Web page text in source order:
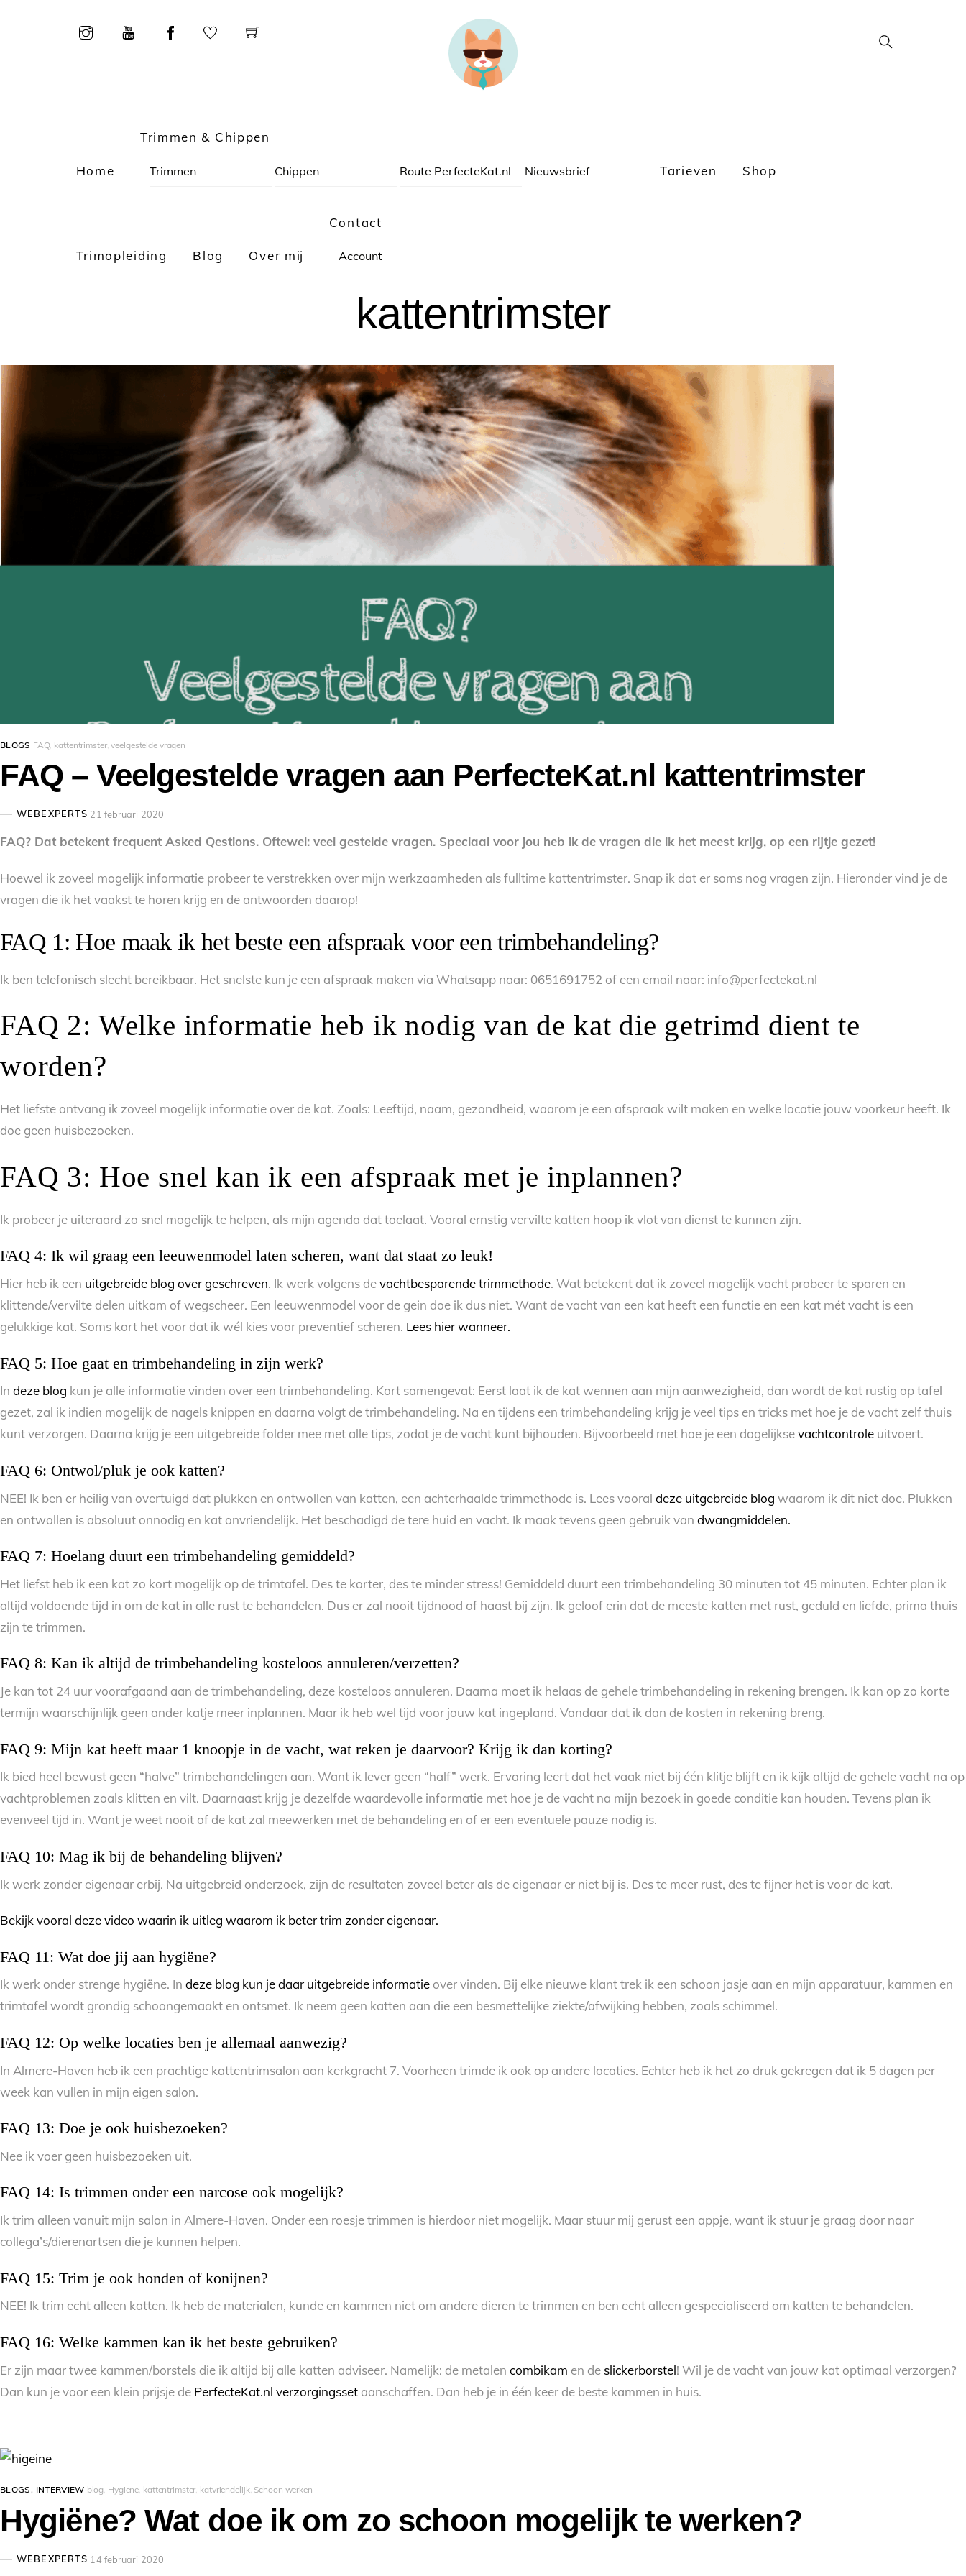
Home
Trimmen & Chippen
Trimmen Chippen Route PerfecteKat.nl Nieuwsbrief Tarieven Shop
Trimopleiding Blog Over mij
Contact
Account
kattentrimster
BLOGS FAQ, kattentrimster, veelgestelde vragen
FAQ – Veelgestelde vragen aan PerfecteKat.nl kattentrimster
WEBEXPERTS 21 februari 2020
FAQ? Dat betekent frequent Asked Qestions. Oftewel: veel gestelde vragen. Speciaal voor jou heb ik de vragen die ik het meest krijg, op een rijtje gezet!
Hoewel ik zoveel mogelijk informatie probeer te verstrekken over mijn werkzaamheden als fulltime kattentrimster. Snap ik dat er soms nog vragen zijn. Hieronder vind je de
vragen die ik het vaakst te horen krijg en de antwoorden daarop!
FAQ 1: Hoe maak ik het beste een afspraak voor een trimbehandeling?
Ik ben telefonisch slecht bereikbaar. Het snelste kun je een afspraak maken via Whatsapp naar: 0651691752 of een email naar: info@perfectekat.nl
FAQ 2: Welke informatie heb ik nodig van de kat die getrimd dient te
worden?
Het liefste ontvang ik zoveel mogelijk informatie over de kat. Zoals: Leeftijd, naam, gezondheid, waarom je een afspraak wilt maken en welke locatie jouw voorkeur heeft. Ik
doe geen huisbezoeken.
FAQ 3: Hoe snel kan ik een afspraak met je inplannen?
Ik probeer je uiteraard zo snel mogelijk te helpen, als mijn agenda dat toelaat. Vooral ernstig vervilte katten hoop ik vlot van dienst te kunnen zijn.
FAQ 4: Ik wil graag een leeuwenmodel laten scheren, want dat staat zo leuk!
Hier heb ik een uitgebreide blog over geschreven. Ik werk volgens devachtbesparende trimmethode. Wat betekent dat ik zoveel mogelijk vacht probeer te sparen en
klittende/vervilte delen uitkam of wegscheer. Een leeuwenmodel voor de gein doe ik dus niet. Want de vacht van een kat heeft een functie en een kat mét vacht is een
gelukkige kat. Soms kort het voor dat ik wél kies voor preventief scheren. Lees hier wanneer.
FAQ 5: Hoe gaat en trimbehandeling in zijn werk?
In deze blog kun je alle informatie vinden over een trimbehandeling. Kort samengevat: Eerst laat ik de kat wennen aan mijn aanwezigheid, dan wordt de kat rustig op tafel
gezet, zal ik indien mogelijk de nagels knippen en daarna volgt de trimbehandeling. Na en tijdens een trimbehandeling krijg je veel tips en tricks met hoe je de vacht zelf thuis
kunt verzorgen. Daarna krijg je een uitgebreide folder mee met alle tips, zodat je de vacht kunt bijhouden. Bijvoorbeeld met hoe je een dagelijksevachtcontrole uitvoert.
FAQ 6: Ontwol/pluk je ook katten?
NEE! Ik ben er heilig van overtuigd dat plukken en ontwollen van katten, een achterhaalde trimmethode is. Lees vooral deze uitgebreide blog waarom ik dit niet doe. Plukken
en ontwollen is absoluut onnodig en kat onvriendelijk. Het beschadigd de tere huid en vacht. Ik maak tevens geen gebruik van dwangmiddelen.
FAQ 7: Hoelang duurt een trimbehandeling gemiddeld?
Het liefst heb ik een kat zo kort mogelijk op de trimtafel. Des te korter, des te minder stress! Gemiddeld duurt een trimbehandeling 30 minuten tot 45 minuten. Echter plan ik
altijd voldoende tijd in om de kat in alle rust te behandelen. Dus er zal nooit tijdnood of haast bij zijn. Ik geloof erin dat de meeste katten met rust, geduld en liefde, prima thuis
zijn te trimmen.
FAQ 8: Kan ik altijd de trimbehandeling kosteloos annuleren/verzetten?
Je kan tot 24 uur voorafgaand aan de trimbehandeling, deze kosteloos annuleren. Daarna moet ik helaas de gehele trimbehandeling in rekening brengen. Ik kan op zo korte
termijn waarschijnlijk geen ander katje meer inplannen. Maar ik heb wel tijd voor jouw kat ingepland. Vandaar dat ik dan de kosten in rekening breng.
FAQ 9: Mijn kat heeft maar 1 knoopje in de vacht, wat reken je daarvoor? Krijg ik dan korting?
Ik bied heel bewust geen “halve” trimbehandelingen aan. Want ik lever geen “half” werk. Ervaring leert dat het vaak niet bij één klitje blijft en ik kijk altijd de gehele vacht na op
vachtproblemen zoals klitten en vilt. Daarnaast krijg je dezelfde waardevolle informatie met hoe je de vacht na mijn bezoek in goede conditie kan houden. Tevens plan ik
evenveel tijd in. Want je weet nooit of de kat zal meewerken met de behandeling en of er een eventuele pauze nodig is.
FAQ 10: Mag ik bij de behandeling blijven?
Ik werk zonder eigenaar erbij. Na uitgebreid onderzoek, zijn de resultaten zoveel beter als de eigenaar er niet bij is. Des te meer rust, des te fijner het is voor de kat.
Bekijk vooral deze video waarin ik uitleg waarom ik beter trim zonder eigenaar.
FAQ 11: Wat doe jij aan hygiëne?
Ik werk onder strenge hygiëne. In deze blog kun je daar uitgebreide informatie over vinden. Bij elke nieuwe klant trek ik een schoon jasje aan en mijn apparatuur, kammen en
trimtafel wordt grondig schoongemaakt en ontsmet. Ik neem geen katten aan die een besmettelijke ziekte/afwijking hebben, zoals schimmel.
FAQ 12: Op welke locaties ben je allemaal aanwezig?
In Almere-Haven heb ik een prachtige kattentrimsalon aan kerkgracht 7. Voorheen trimde ik ook op andere locaties. Echter heb ik het zo druk gekregen dat ik 5 dagen per
week kan vullen in mijn eigen salon.
FAQ 13: Doe je ook huisbezoeken?
Nee ik voer geen huisbezoeken uit.
FAQ 14: Is trimmen onder een narcose ook mogelijk?
Ik trim alleen vanuit mijn salon in Almere-Haven. Onder een roesje trimmen is hierdoor niet mogelijk. Maar stuur mij gerust een appje, want ik stuur je graag door naar
collega’s/dierenartsen die je kunnen helpen.
FAQ 15: Trim je ook honden of konijnen?
NEE! Ik trim echt alleen katten. Ik heb de materialen, kunde en kammen niet om andere dieren te trimmen en ben echt alleen gespecialiseerd om katten te behandelen.
FAQ 16: Welke kammen kan ik het beste gebruiken?
Er zijn maar twee kammen/borstels die ik altijd bij alle katten adviseer. Namelijk: de metalen combikam en de slickerborstel! Wil je de vacht van jouw kat optimaal verzorgen?
Dan kun je voor een klein prijsje de PerfecteKat.nl verzorgingsset aanschaffen. Dan heb je in één keer de beste kammen in huis.
BLOGS, INTERVIEW blog, Hygiene, kattentrimster, katvriendelijk, Schoon werken
Hygiëne? Wat doe ik om zo schoon mogelijk te werken?
WEBEXPERTS 14 februari 2020